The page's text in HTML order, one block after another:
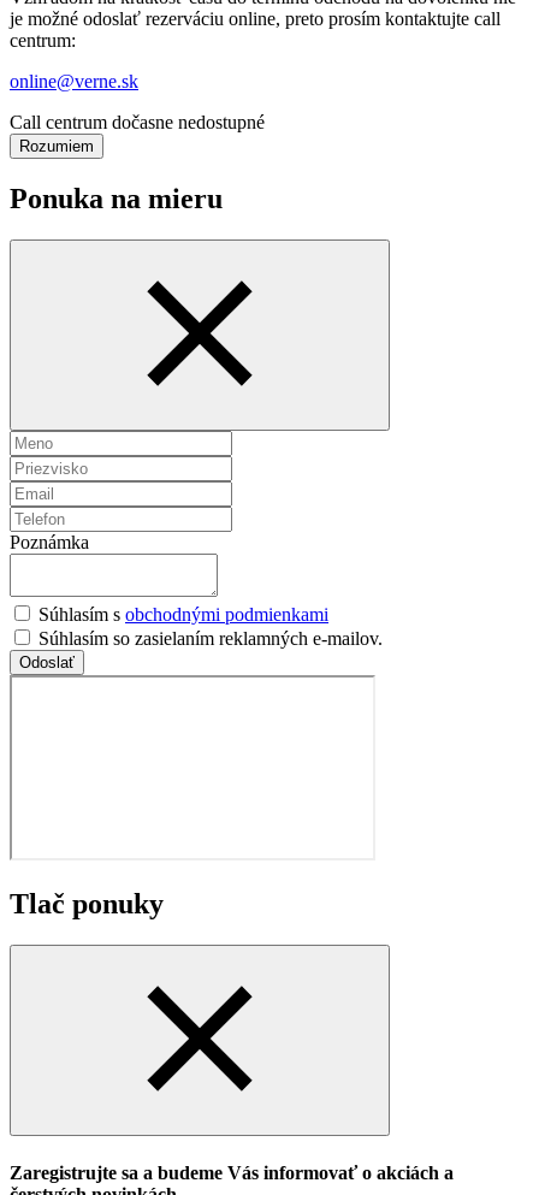
je možné odoslať rezerváciu online, preto prosím kontaktujte call
centrum:
online@verne.sk
Call centrum dočasne nedostupné
Rozumiem
Ponuka na mieru
Poznámka
Súhlasím s obchodnými podmienkami
Súhlasím so zasielaním reklamných e-mailov.
Odoslať
Tlač ponuky
Zaregistrujte sa a budeme Vás informovať o akciách a